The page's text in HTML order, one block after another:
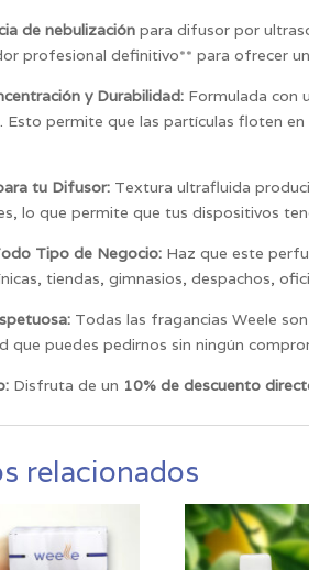
de nebulización para difusor por
profesional definitivo** para ofrecer
y Durabilidad: Formulada con
Esto permite que las partículas floten
tu Difusor: Textura ultrafluida
lo que permite que tus dispositivos
Tipo de Negocio: Haz que este
tiendas, gimnasios, despachos,
Todas las fragancias Weele
que puedes pedirnos sin ningún
Disfruta de un 10% de descuento
relacionados